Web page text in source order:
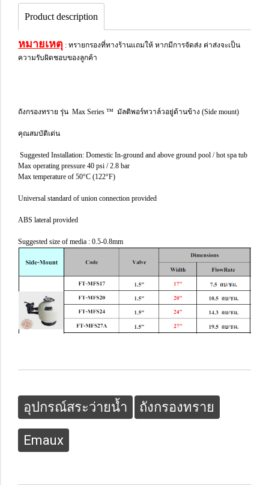
Product description
หมายเหตุ : ทรายกรองที่ทางร้านแถมให้ หากมีการจัดส่ง ค่าส่งจะเป็น
ความรับผิดชอบของลูกค้า
ถังกรองทราย รุ่น Max Series ™ มัลติพอร์ทวาล์วอยู่ด้านข้าง (Side mount)
คุณสมบัติเด่น
Suggested Installation: Domestic In-ground and above ground pool / hot spa tub
Max operating pressure 40 psi / 2.8 bar
Max temperature of 50°C (122°F)
Universal standard of union connection provided
ABS lateral provided
Suggested size of media : 0.5-0.8mm
อุปกรณ์สระว่ายน้ำ ถังกรองทราย
Emaux